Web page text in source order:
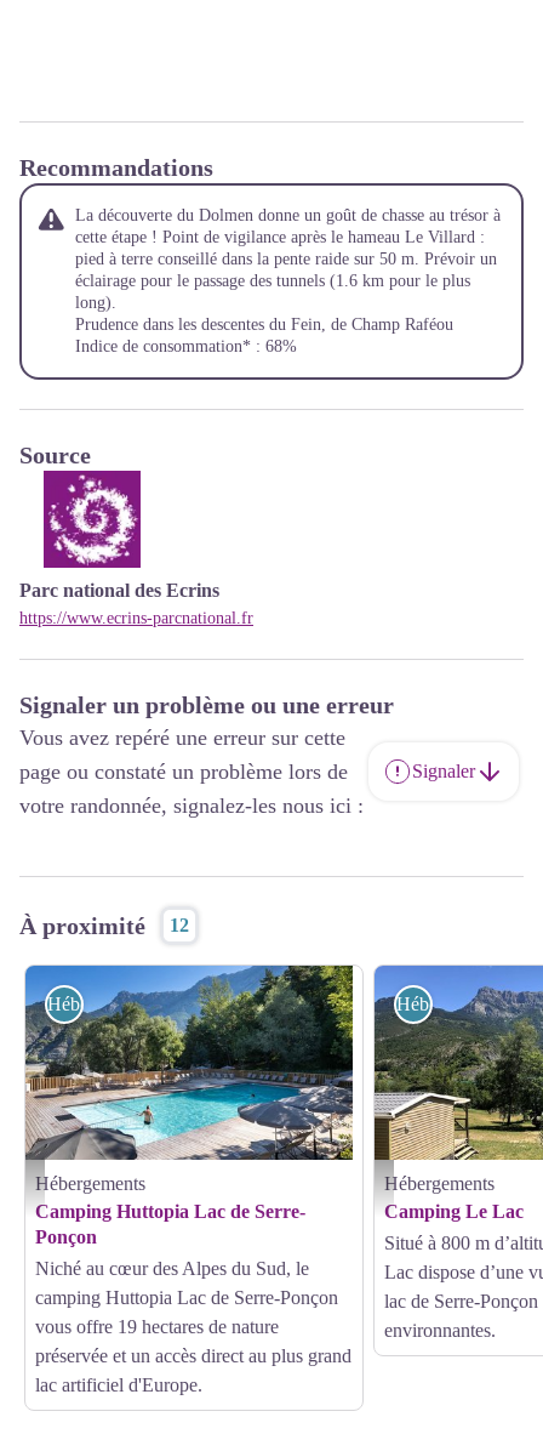
Recommandations
La découverte du Dolmen donne un goût de chasse au trésor à
cette étape ! Point de vigilance après le hameau Le Villard :
pied à terre conseillé dans la pente raide sur 50 m. Prévoir un
éclairage pour le passage des tunnels (1.6 km pour le plus
long).
Prudence dans les descentes du Fein, de Champ Raféou
Indice de consommation* : 68%
Source
Parc national des Ecrins
https://www.ecrins-parcnational.fr
Signaler un problème ou une erreur
Vous avez repéré une erreur sur cette
page ou constaté un problème lors de
votre randonnée, signalez-les nous ici :
Signaler
À proximité 12
Camping Huttopia Lac de Serre-Ponçon - Huttopia - Manu Reyboz
Hébergements
Hébergements
Camping Huttopia Lac de Serre-
Ponçon
Niché au cœur des Alpes du Sud, le
camping Huttopia Lac de Serre-Ponçon
vous offre 19 hectares de nature
préservée et un accès direct au plus grand
lac artificiel d'Europe.
Camping Le Lac - Huttopia
Hébergements
Hébergements
Camping Le Lac
Situé à 800 m
Lac dispose d’une
lac de Serre-
environnantes.